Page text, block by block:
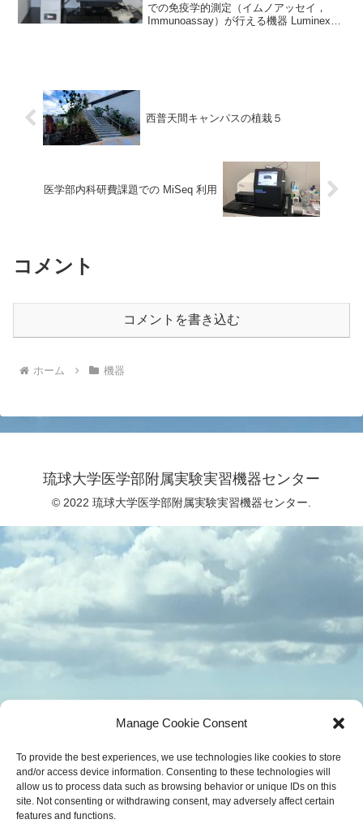
Manage Cookie Consent
To provide the best experiences, we use technologies like cookies to store
and/or access device information. Consenting to these technologies will
allow us to process data such as browsing behavior or unique IDs on this
site. Not consenting or withdrawing consent, may adversely affect certain
features and functions.
での免疫学的測定（イムノアッセイ，
Immunoassay）が行える機器 Luminex
西普天間キャンパスの植栽５
医学部内科研費課題での MiSeq 利用
コメント
コメントを書き込む
ホーム 機器
琉球大学医学部附属実験実習機器センター
© 2022 琉球大学医学部附属実験実習機器センター.